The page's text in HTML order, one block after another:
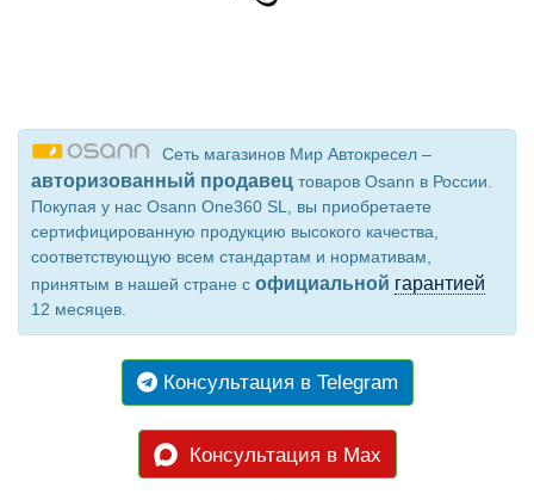
Сеть магазинов Мир Автокресел –
авторизованный продавец товаров Osann в России.
Покупая у нас Osann One360 SL, вы приобретаете
сертифицированную продукцию высокого качества,
соответствующую всем стандартам и нормативам,
принятым в нашей стране с официальной гарантией
12 месяцев.
Консультация в Telegram
Консультация в Max